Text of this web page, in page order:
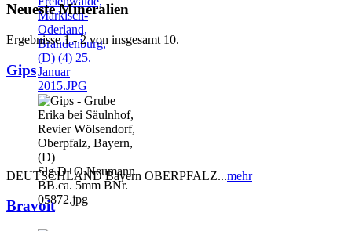
Neueste Mineralien
Ergebnisse 1 - 2 von insgesamt 10.
Gips
DEUTSCHLAND Bayern OBERPFALZ...mehr
Bravoit